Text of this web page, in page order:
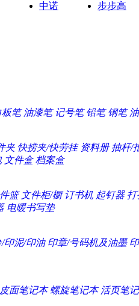
中诺 步步高
板笔 油漆笔 记号笔 铅笔 钢笔
夹 快捞夹/快劳挂 资料册 抽杆/
文件盒 档案盒
篮 文件柜/橱 订书机 起钉器 打
电暖书写垫
/印泥/印油 印章/号码机及油墨
皮面笔记本 螺旋笔记本 活页笔